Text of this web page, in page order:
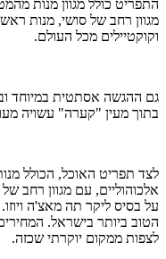
התפריט כולל מגוון מנות
מגוון רחב של סושי, מנות
וקוקטיילים מכל העולם.
גם ההגשה אסתטית במיוחד
בתוך מעין "קערה" עשויה
לצד תפריט האוכל, הכולל
אלכוהוליים, עם מגוון רחב של
על בסיס ליקר תה מאצ'ה
הטוב ביותר בישראל.
לצפות ממקום יוקרתי שכזה.